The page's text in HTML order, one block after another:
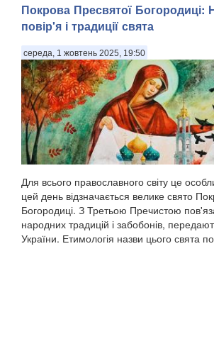
Покрова Пресвятої Богородиці:
повір'я і традиції свята
середа, 1 жовтень 2025, 19:50
Для всього православного світу це
цей день відзначається велике свято
Богородиці. З Третьою Пречистою
народних традицій і забобонів,
України. Етимологія назви цього свята